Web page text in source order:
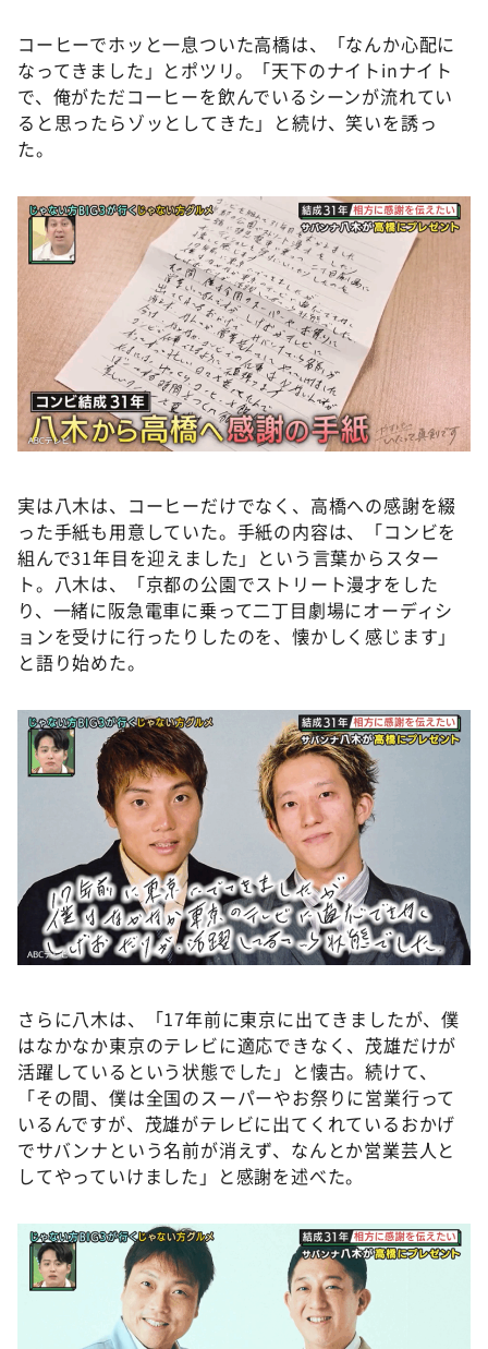
コーヒーでホッと一息ついた高橋は、「なんか心配に
なってきました」とポツリ。「天下のナイトinナイト
で、俺がただコーヒーを飲んでいるシーンが流れてい
ると思ったらゾッとしてきた」と続け、笑いを誘っ
た。
実は八木は、コーヒーだけでなく、高橋への感謝を綴
った手紙も用意していた。手紙の内容は、「コンビを
組んで31年目を迎えました」という言葉からスター
ト。八木は、「京都の公園でストリート漫才をした
り、一緒に阪急電車に乗って二丁目劇場にオーディシ
ョンを受けに行ったりしたのを、懐かしく感じます」
と語り始めた。
さらに八木は、「17年前に東京に出てきましたが、僕
はなかなか東京のテレビに適応できなく、茂雄だけが
活躍しているという状態でした」と懐古。続けて、
「その間、僕は全国のスーパーやお祭りに営業行って
いるんですが、茂雄がテレビに出てくれているおかげ
でサバンナという名前が消えず、なんとか営業芸人と
してやっていけました」と感謝を述べた。